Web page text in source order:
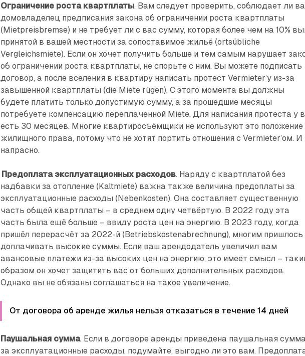
Ограничение роста квартплаты. Вам следует проверить, соблюдает ли
домовладелец предписания закона об ограничении роста квартплаты
(Mietpreisbremse) и не требует ли с вас сумму, которая более чем на 10%
принятой в вашей местности за сопоставимое жильё (ortsübliche
Vergleichsmiete). Если он хочет получить больше и тем самым нарушает
об ограничении роста квартплаты, не спорьте с ним. Вы можете подписать
договор, а после вселения в квартиру написать протест Vermieter’у из-за
завышенной квартплаты (die Miete rügen). С этого момента вы должны
будете платить только допустимую сумму, а за про­шедшие месяцы
потребуете компенсацию переплаченной Miete. Для написания протеста у
есть 30 месяцев. ­Многие квартиросъёмщики не используют это положение
жилищного права, потому что не хотят портить отно­шения с Vermieter’ом. И
напрасно.
Предоплата эксплуатационных расходов. Наряду с квартплатой без
надбавки за отопление (Kaltmiete) важна также величина предоплаты за
эксплуатационные расходы (Nebenkosten). Она составляет существенную
часть общей квартплаты – в среднем одну четвёртую. В 2022 году эта
часть была ещё больше – ввиду роста цен на энергию. В 2023 году, когда
пришёл перерасчёт за 2022-й (Betriebskostenabrechnung), многим пришлось
доплачивать высокие суммы. Если ваш арендодатель увеличил вам
авансовые платежи из-за высоких цен на энергию, это имеет смысл –
образом он хочет защитить вас от больших дополнительных расходов.
Однако вы не обязаны соглашаться на такое увеличение.
От договора об аренде жилья нельзя отказаться в течение 14 дней
Паушальная сумма. Если в договоре аренды приведена паушальная сумма
за эксплуатационные расходы, подумайте, выгодно ли это вам.